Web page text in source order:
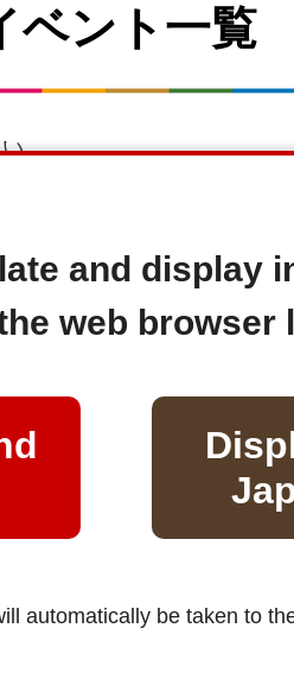
and display
web browser
automatically be taken to
ベント一覧
。
地球 平